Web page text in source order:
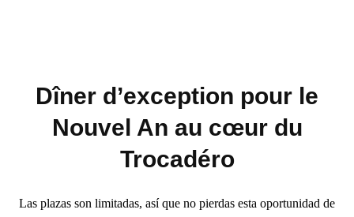
Dîner d’exception pour le
Nouvel An au cœur du
Trocadéro
Las plazas son limitadas, así que no pierdas esta oportunidad de